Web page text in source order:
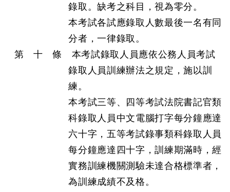
錄取。缺考之科目，視為零分。
本考試各試應錄取人數最後一名有同
分者，一律錄取。
第 十 條 本考試錄取人員應依公務人員考試
錄取人員訓練辦法之規定，施以訓
練。
本考試三等、四等考試法院書記官類
科錄取人員中文電腦打字每分鐘應達
六十字，五等考試錄事類科錄取人員
每分鐘應達四十字，訓練期滿時，經
實務訓練機關測驗未達合格標準者，
為訓練成績不及格。